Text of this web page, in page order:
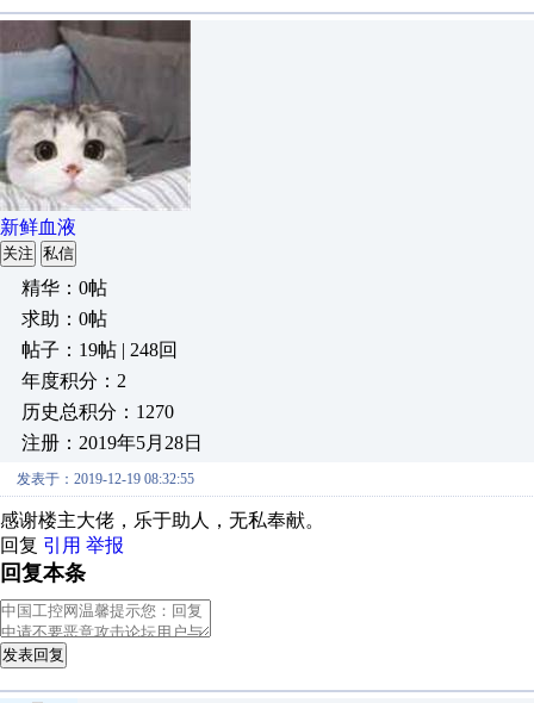
新鲜血液
关注 私信
精华：0帖
求助：0帖
帖子：19帖 | 248回
年度积分：2
历史总积分：1270
注册：2019年5月28日
发表于：2019-12-19 08:32:55
感谢楼主大佬，乐于助人，无私奉献。
回复 引用 举报
回复本条
发表回复